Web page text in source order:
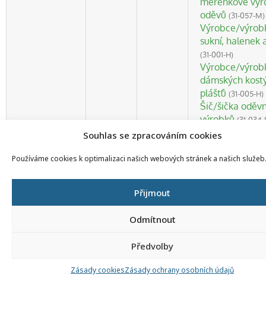
Souhlas se zpracováním cookies
Používáme cookies k optimalizaci našich webových stránek a našich služeb.
Přijmout
Odmítnout
Předvolby
Zásady cookiesZásady ochrany osobních údajů
oděvů (31-057-M)
Výrobce/
sukní, halenek
(31-001-H)
Výrobce/
dámských
plášťů (31-005-H)
Šič/šička
výrobků (31-034-
Švadlena
HLAVNÍ ROZCESTNÍK
Informace pro školy
Pro autorizované osoby